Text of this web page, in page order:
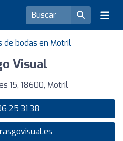
de bodas en Motril
Visual
15, 18600, Motril
25 31 38